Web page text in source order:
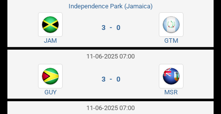
Independence Park (Jamaica)
JAM
3 - 0
GTM
11-06-2025 07:00
GUY
3 - 0
MSR
11-06-2025 07:00